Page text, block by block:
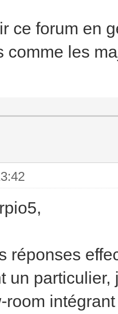
ce forum en
comme les
réponses
un
room